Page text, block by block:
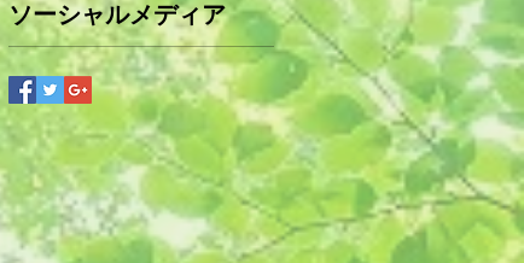
ソーシャルメディア